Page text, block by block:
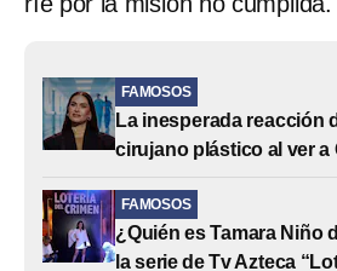
FAMOSOS
La inesperada reacción
cirujano plástico al ver a
FAMOSOS
¿Quién es Tamara Niño
la serie de Tv Azteca